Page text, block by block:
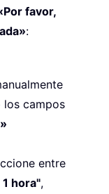
favor,
:
los campos
entre
1 hora",